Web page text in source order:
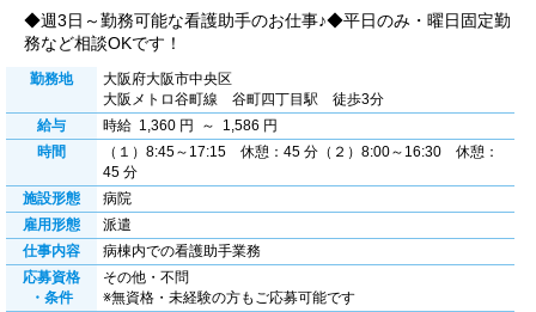
◆週3日～勤務可能な看護助手のお仕事♪◆平日のみ・曜日固定勤
務など相談OKです！
勤務地
大阪府大阪市中央区
大阪メトロ谷町線 谷町四丁目駅 徒歩3分
給与
時給 1,360 円 ～ 1,586 円
時間
（１）8:45～17:15 休憩：45 分（２）8:00～16:30 休憩：
45 分
施設形態
病院
雇用形態
派遣
仕事内容
病棟内での看護助手業務
応募資格
・条件
その他・不問
※無資格・未経験の方もご応募可能です